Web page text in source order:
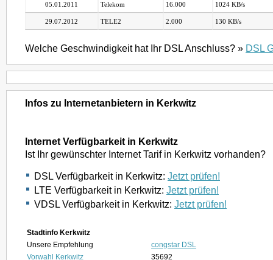
05.01.2011 Telekom 16.000 1024 KB/s
29.07.2012 TELE2 2.000 130 KB/s
Welche Geschwindigkeit hat Ihr DSL Anschluss? » DSL
Infos zu Internetanbietern in Kerkwitz
Internet Verfügbarkeit in Kerkwitz
Ist Ihr gewünschter Internet Tarif in Kerkwitz vorhanden?
DSL Verfügbarkeit in Kerkwitz: Jetzt prüfen!
LTE Verfügbarkeit in Kerkwitz: Jetzt prüfen!
VDSL Verfügbarkeit in Kerkwitz: Jetzt prüfen!
Stadtinfo Kerkwitz
Unsere Empfehlung
congstar DSL
Vorwahl Kerkwitz
35692